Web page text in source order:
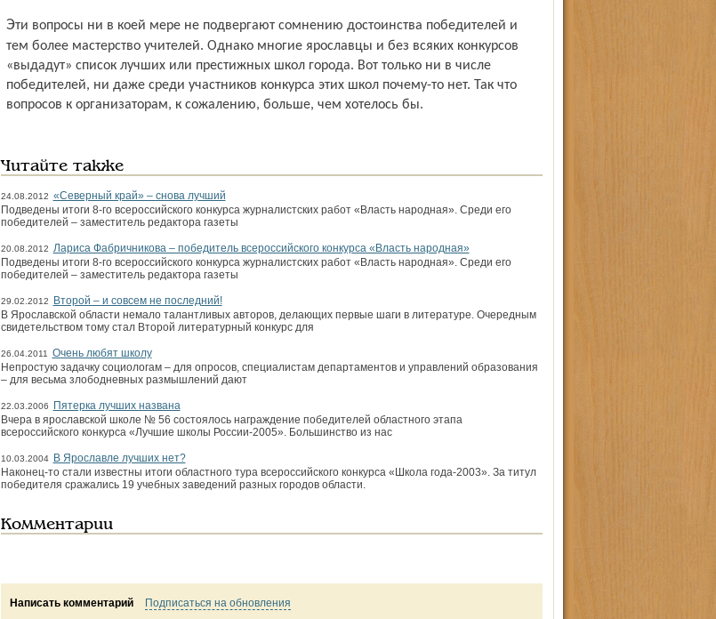
Эти вопросы ни в коей мере не подвергают сомнению достоинства победителей и
тем более мастерство учителей. Однако многие ярославцы и без всяких конкурсов
«выдадут» список лучших или престижных школ города. Вот только ни в числе
победителей, ни даже среди участников конкурса этих школ почему-то нет. Так что
вопросов к организаторам, к сожалению, больше, чем хотелось бы.
Читайте также
24.08.2012 «Северный край» – снова лучший
Подведены итоги 8-го всероссийского конкурса журналистских работ «Власть народная». Среди его
победителей – заместитель редактора газеты
20.08.2012 Лариса Фабричникова – победитель всероссийского конкурса «Власть народная»
Подведены итоги 8-го всероссийского конкурса журналистских работ «Власть народная». Среди его
победителей – заместитель редактора газеты
29.02.2012
Второй – и совсем не последний!
В Ярославской области немало талантливых авторов, делающих первые шаги в литературе. Очередным
свидетельством тому стал Второй литературный конкурс для
26.04.2011
Очень любят школу
Непростую задачку социологам – для опросов, специалистам департаментов и управлений образования
– для весьма злободневных размышлений дают
22.03.2006
Пятерка лучших названа
Вчера в ярославской школе № 56 состоялось награждение победителей областного этапа
всероссийского конкурса «Лучшие школы России-2005». Большинство из нас
10.03.2004
В Ярославле лучших нет?
Наконец-то стали известны итоги областного тура всероссийского конкурса «Школа года-2003». За титул
победителя сражались 19 учебных заведений разных городов области.
Комментарии
Написать комментарий Подписаться на обновления